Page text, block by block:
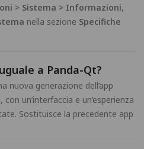
> Sistema > Informazioni,
nella sezione Specifiche
a Panda-Qt?
nuova generazione dell’app
un’interfaccia e un’esperienza
Sostituisce la precedente app